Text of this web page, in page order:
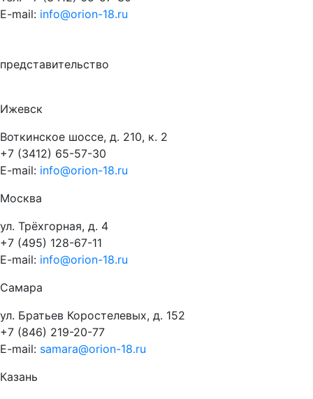
E-mail: info@orion-18.ru
представительство
Ижевск
Воткинское шоссе, д. 210, к. 2
+7 (3412) 65-57-30
E-mail: info@orion-18.ru
Москва
ул. Трёхгорная, д. 4
+7 (495) 128-67-11
E-mail: info@orion-18.ru
Самара
ул. Братьев Коростелевых, д. 152
+7 (846) 219-20-77
E-mail: samara@orion-18.ru
Казань